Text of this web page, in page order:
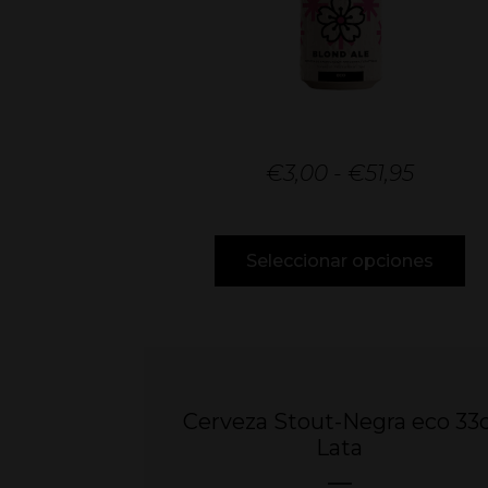
€ 3,00 - € 51,95
Seleccionar opciones
Cerveza Stout-Negra eco
Lata